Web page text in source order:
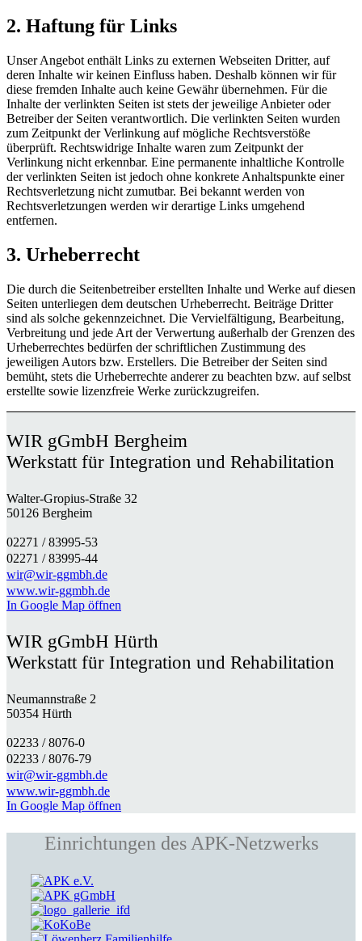
2. Haftung für Links
Unser Angebot enthält Links zu externen Webseiten Dritter, auf
deren Inhalte wir keinen Einfluss haben. Deshalb können wir für
diese fremden Inhalte auch keine Gewähr übernehmen. Für die
Inhalte der verlinkten Seiten ist stets der jeweilige Anbieter oder
Betreiber der Seiten verantwortlich. Die verlinkten Seiten wurden
zum Zeitpunkt der Verlinkung auf mögliche Rechtsverstöße
überprüft. Rechtswidrige Inhalte waren zum Zeitpunkt der
Verlinkung nicht erkennbar. Eine permanente inhaltliche Kontrolle
der verlinkten Seiten ist jedoch ohne konkrete Anhaltspunkte einer
Rechtsverletzung nicht zumutbar. Bei bekannt werden von
Rechtsverletzungen werden wir derartige Links umgehend
entfernen.
3. Urheberrecht
Die durch die Seitenbetreiber erstellten Inhalte und Werke auf diesen
Seiten unterliegen dem deutschen Urheberrecht. Beiträge Dritter
sind als solche gekennzeichnet. Die Vervielfältigung, Bearbeitung,
Verbreitung und jede Art der Verwertung außerhalb der Grenzen des
Urheberrechtes bedürfen der schriftlichen Zustimmung des
jeweiligen Autors bzw. Erstellers. Die Betreiber der Seiten sind
bemüht, stets die Urheberrechte anderer zu beachten bzw. auf selbst
erstellte sowie lizenzfreie Werke zurückzugreifen.
WIR gGmbH Bergheim
Werkstatt für Integration und Rehabilitation
Walter-Gropius-Straße 32
50126 Bergheim
02271 / 83995-53
02271 / 83995-44
wir@wir-ggmbh.de
www.wir-ggmbh.de
In Google Map öffnen
WIR gGmbH Hürth
Werkstatt für Integration und Rehabilitation
Neumannstraße 2
50354 Hürth
02233 / 8076-0​
02233 / 8076-79
wir@wir-ggmbh.de
www.wir-ggmbh.de
In Google Map öffnen
Einrichtungen des APK-Netzwerks